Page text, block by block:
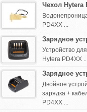
Чехол Hytera
PD4XX ...
Зарядное
Устройство
Hytera PD4XX
Зарядное
Двойное
зарядка +
PD4XX ...